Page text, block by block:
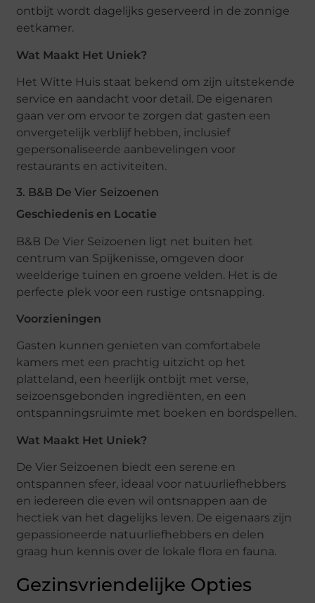
ontbijt wordt dagelijks geserveerd in de zonnige
eetkamer.
Wat Maakt Het Uniek?
Het Witte Huis staat bekend om zijn uitstekende
service en aandacht voor detail. De eigenaren
gaan ver om ervoor te zorgen dat gasten een
onvergetelijk verblijf hebben, inclusief
gepersonaliseerde aanbevelingen voor
restaurants en activiteiten.
3. B&B De Vier Seizoenen
Geschiedenis en Locatie
B&B De Vier Seizoenen ligt net buiten het
centrum van Spijkenisse, omgeven door
weelderige tuinen en groene velden. Het is de
perfecte plek voor een rustige ontsnapping.
Voorzieningen
Gasten kunnen genieten van comfortabele
kamers met een prachtig uitzicht op het
platteland, een heerlijk ontbijt met verse,
seizoensgebonden ingrediënten, en een
ontspanningsruimte met boeken en bordspellen.
Wat Maakt Het Uniek?
De Vier Seizoenen biedt een serene en
ontspannen sfeer, ideaal voor natuurliefhebbers
en iedereen die even wil ontsnappen aan de
hectiek van het dagelijks leven. De eigenaars zijn
gepassioneerde natuurliefhebbers en delen
graag hun kennis over de lokale flora en fauna.
Gezinsvriendelijke Opties